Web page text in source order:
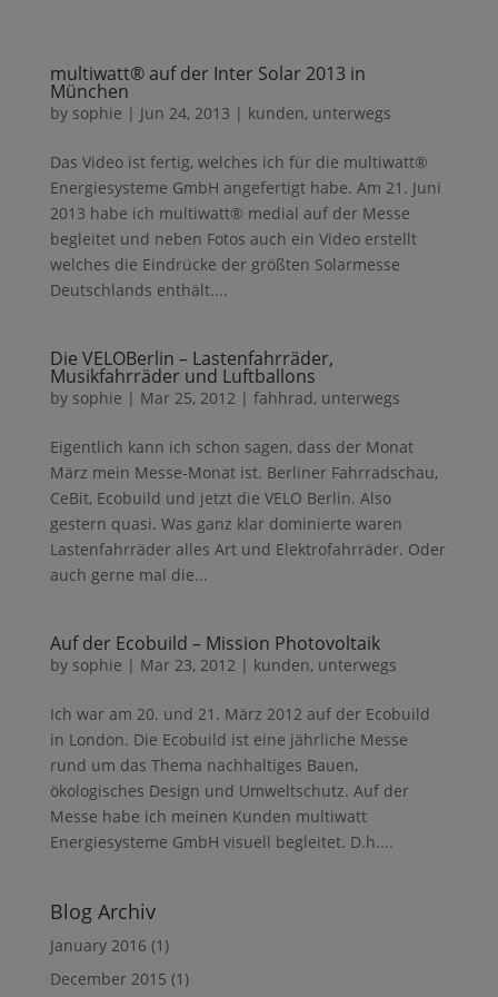
multiwatt® auf der Inter Solar 2013 in
München
by sophie | Jun 24, 2013 | kunden, unterwegs
Das Video ist fertig, welches ich für die multiwatt®
Energiesysteme GmbH angefertigt habe. Am 21. Juni
2013 habe ich multiwatt® medial auf der Messe
begleitet und neben Fotos auch ein Video erstellt
welches die Eindrücke der größten Solarmesse
Deutschlands enthält....
Die VELOBerlin – Lastenfahrräder,
Musikfahrräder und Luftballons
by sophie | Mar 25, 2012 | fahhrad, unterwegs
Eigentlich kann ich schon sagen, dass der Monat
März mein Messe-Monat ist. Berliner Fahrradschau,
CeBit, Ecobuild und jetzt die VELO Berlin. Also
gestern quasi. Was ganz klar dominierte waren
Lastenfahrräder alles Art und Elektrofahrräder. Oder
auch gerne mal die...
Auf der Ecobuild – Mission Photovoltaik
by sophie | Mar 23, 2012 | kunden, unterwegs
Ich war am 20. und 21. März 2012 auf der Ecobuild
in London. Die Ecobuild ist eine jährliche Messe
rund um das Thema nachhaltiges Bauen,
ökologisches Design und Umweltschutz. Auf der
Messe habe ich meinen Kunden multiwatt
Energiesysteme GmbH visuell begleitet. D.h....
Blog Archiv
January 2016 (1)
December 2015 (1)